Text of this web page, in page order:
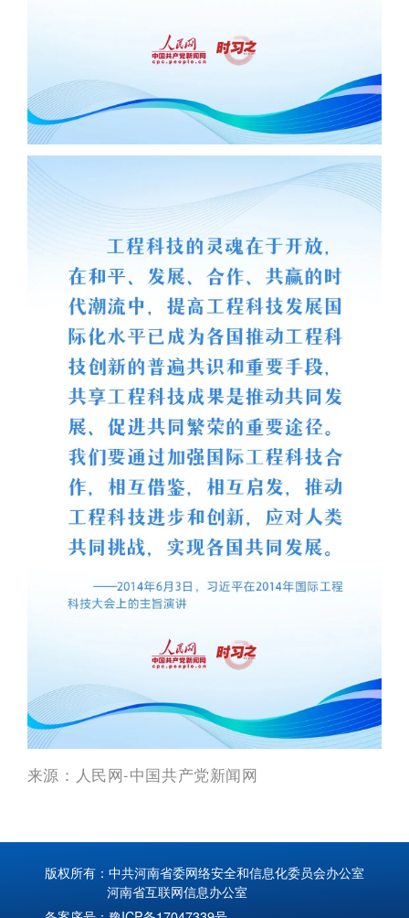
来源：人民网-中国共产党新闻网
版权所有：中共河南省委网络安全和信息化委员会办公室
河南省互联网信息办公室